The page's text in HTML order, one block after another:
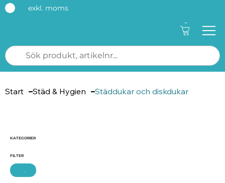
exkl. moms
-
Start Städ & Hygien Städdukar och diskdukar
KATEGORIER
FILTER